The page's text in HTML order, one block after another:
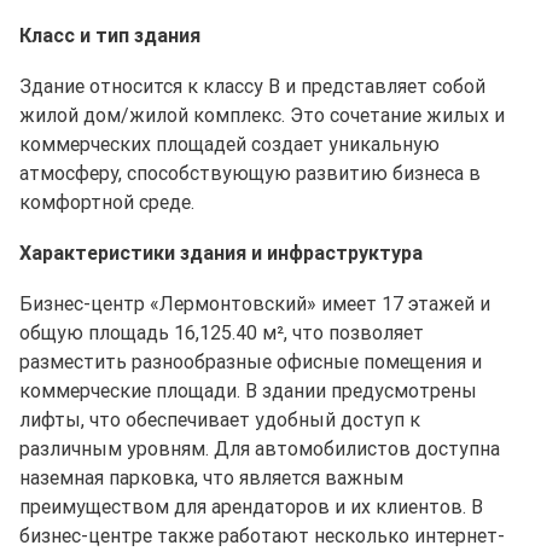
Класс и тип здания
Здание относится к классу B и представляет собой
жилой дом/жилой комплекс. Это сочетание жилых и
коммерческих площадей создает уникальную
атмосферу, способствующую развитию бизнеса в
комфортной среде.
Характеристики здания и инфраструктура
Бизнес-центр «Лермонтовский» имеет 17 этажей и
общую площадь 16,125.40 м², что позволяет
разместить разнообразные офисные помещения и
коммерческие площади. В здании предусмотрены
лифты, что обеспечивает удобный доступ к
различным уровням. Для автомобилистов доступна
наземная парковка, что является важным
преимуществом для арендаторов и их клиентов. В
бизнес-центре также работают несколько интернет-